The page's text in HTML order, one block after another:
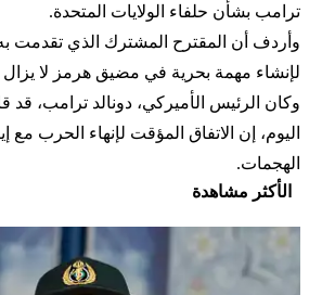
ترامب بشأن حلفاء الولايات المتحدة.
وأردف أن المقترح المشترك الذي تقدمت به
لإنشاء مهمة بحرية في مضيق هرمز لا
وكان الرئيس الأميركي، دونالد ترامب،
اليوم، إن الاتفاق المؤقت لإنهاء الحرب مع
الهجمات.
الأكثر مشاهدة